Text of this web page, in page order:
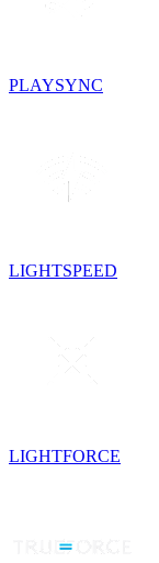
PLAYSYNC
LIGHTSPEED
LIGHTFORCE